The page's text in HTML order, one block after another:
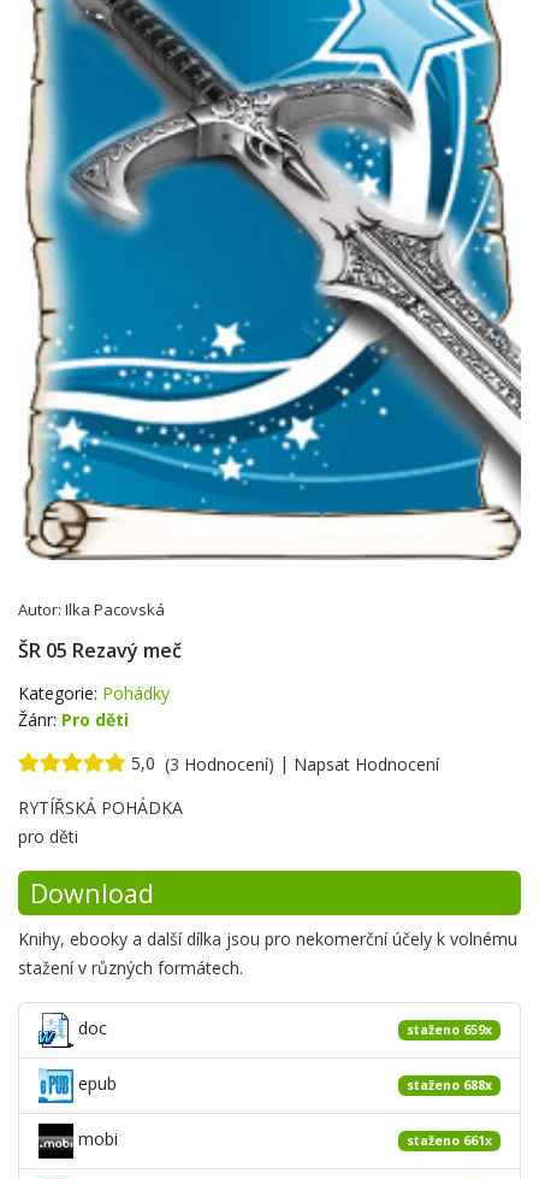
Autor: Ilka Pacovská
ŠR 05 Rezavý meč
Kategorie: Pohádky
Žánr: Pro děti
5,0 (3 Hodnocení) | Napsat Hodnocení
Krátké
shrnutí
RYTÍŘSKÁ POHÁDKA
pro děti
Download
Knihy, ebooky a další dílka jsou pro nekomerční účely k volnému
stažení v různých formátech.
doc staženo 659x
epub staženo 688x
mobi staženo 661x